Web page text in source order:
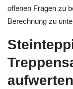
offenen Fragen zu
Berechnung zu